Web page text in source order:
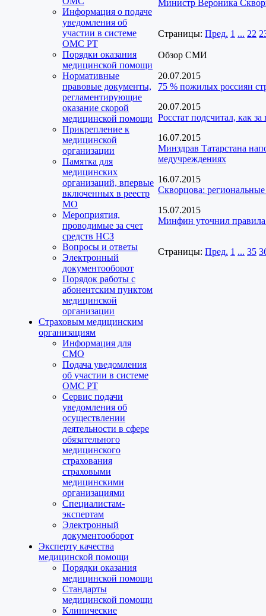
Информация о подаче
уведомления об
участии в системе
ОМС РТ
Порядки оказания
медицинской помощи
Нормативные
правовые документы,
регламентирующие
оказание скорой
медицинской помощи
Прикрепление к
медицинской
организации
Памятка для
медицинских
организаций, впервые
включенных в реестр
МО
Мероприятия,
проводимые за счет
средств НСЗ
Вопросы и ответы
Электронный
документооборот
Порядок работы с
абонентским пунктом
медицинской
организации
Страховым медицинским
организациям
Информация для
СМО
Подача уведомления
об участии в системе
ОМС РТ
Сервис подачи
уведомления об
осуществлении
деятельности в сфере
обязательного
медицинского
страхования
страховыми
медицинскими
организациями
Специалистам-
экспертам
Электронный
документооборот
Эксперту качества
медицинской помощи
Порядки оказания
медицинской помощи
Стандарты
медицинской помощи
Клинические
Министр Вероника
Страницы: Пред. 1 ... 22
Обзор СМИ
20.07.2015
75 % пожилых россиян
20.07.2015
Росстат подсчитал, как
16.07.2015
Минздрав Татарстана
медучреждениях
16.07.2015
Скворцова:
15.07.2015
Минфин уточнил правила
Страницы: Пред. 1 ... 35